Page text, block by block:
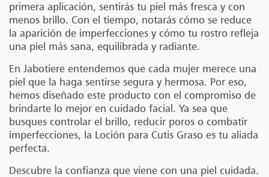
primera aplicación, sentirás tu piel más fresca y con
menos brillo. Con el tiempo, notarás cómo se reduce
la aparición de imperfecciones y cómo tu rostro refleja
una piel más sana, equilibrada y radiante.
En Jabotiere entendemos que cada mujer merece una
piel que la haga sentirse segura y hermosa. Por eso,
hemos diseñado este producto con el compromiso de
brindarte lo mejor en cuidado facial. Ya sea que
busques controlar el brillo, reducir poros o combatir
imperfecciones, la Loción para Cutis Graso es tu aliada
perfecta.
Descubre la confianza que viene con una piel cuidada.